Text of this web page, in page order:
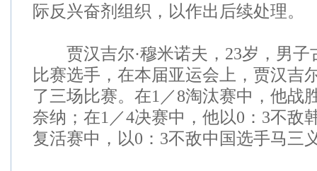
际反兴奋剂组织，以作出后续处理。
贾汉吉尔·穆米诺夫，23岁，男子
比赛选手，在本届亚运会上，贾汉吉
了三场比赛。在1／8淘汰赛中，他战
奈纳；在1／4决赛中，他以0：3不敌
复活赛中，以0：3不敌中国选手马三